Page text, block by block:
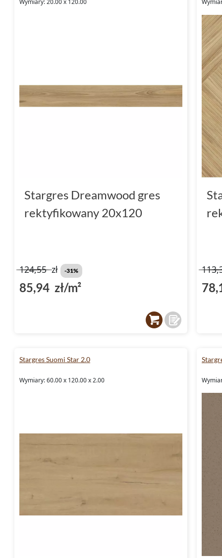
Stargres Dreamwood gres
rektyfikowany 20x120
124,55zł -31%
85,94 zł/m²
Stargres Suomi Star 2.0
Wymiary: 60.00 x 120.00 x 2.00